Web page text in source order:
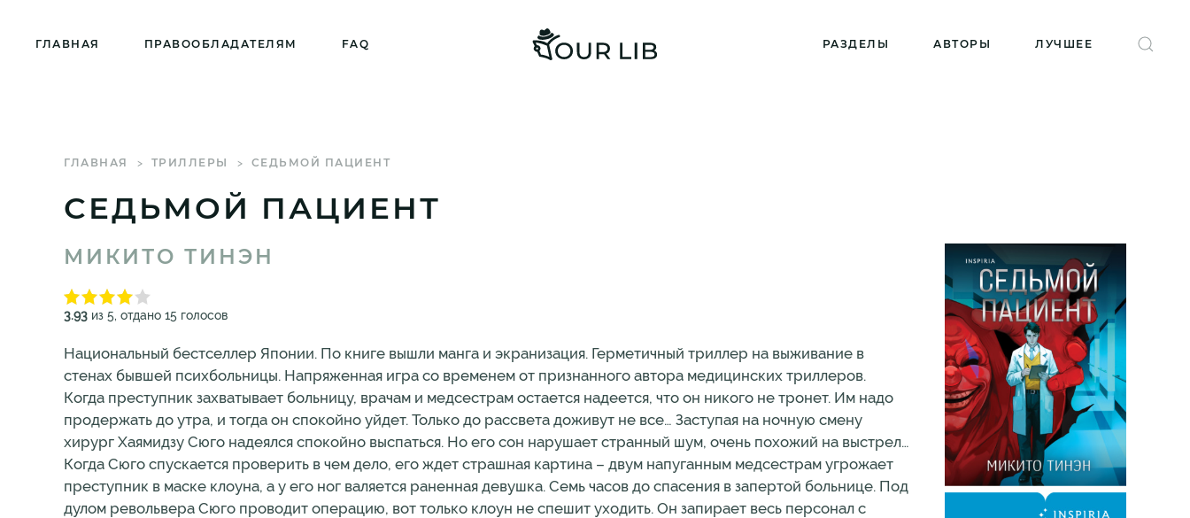
ГЛАВНАЯ ПРАВООБЛАДАТЕЛЯМ FAQ РАЗДЕЛЫ АВТОРЫ ЛУЧШЕЕ
ГЛАВНАЯ ТРИЛЛЕРЫ СЕДЬМОЙ ПАЦИЕНТ
СЕДЬМОЙ ПАЦИЕНТ
МИКИТО ТИНЭН
3.93 из 5, отдано 15 голосов
Национальный бестселлер Японии. По книге вышли манга и экранизация. Герметичный триллер на выживание в
стенах бывшей психбольницы. Напряженная игра со временем от признанного автора медицинских триллеров.
Когда преступник захватывает больницу, врачам и медсестрам остается надеется, что он никого не тронет. Им надо
продержать до утра, и тогда он спокойно уйдет. Только до рассвета доживут не все… Заступая на ночную смену
хирург Хаямидзу Сюго надеялся спокойно выспаться. Но его сон нарушает странный шум, очень похожий на выстрел…
Когда Сюго спускается проверить в чем дело, его ждет страшная картина – двум напуганным медсестрам угрожает
преступник в маске клоуна, а у его ног валяется раненная девушка. Семь часов до спасения в запертой больнице. Под
дулом револьвера Сюго проводит операцию, вот только клоун не спешит уходить. Он запирает весь персонал с